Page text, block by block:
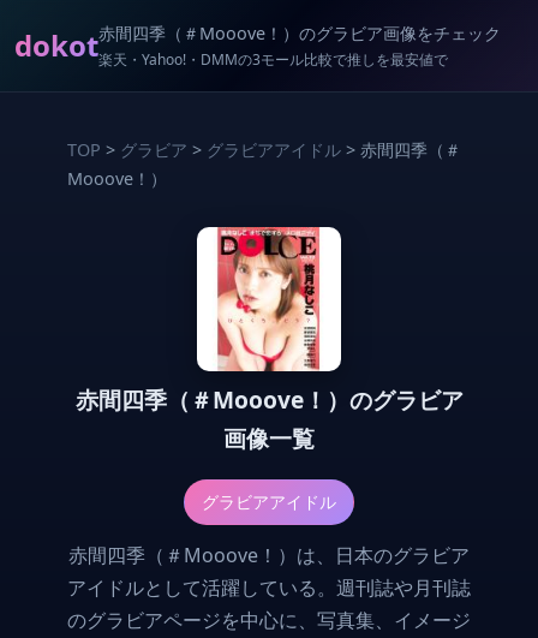
dokot赤間四季（＃Mooove！）のグラビア画像をチェック
楽天・Yahoo!・DMMの3モール比較で推しを最安値で
TOP > グラビア > グラビアアイドル > 赤間四季（＃
Mooove！）
赤間四季（＃Mooove！）のグラビア
画像一覧
グラビアアイドル
赤間四季（＃Mooove！）は、日本のグラビア
アイドルとして活躍している。週刊誌や月刊誌
のグラビアページを中心に、写真集、イメージ